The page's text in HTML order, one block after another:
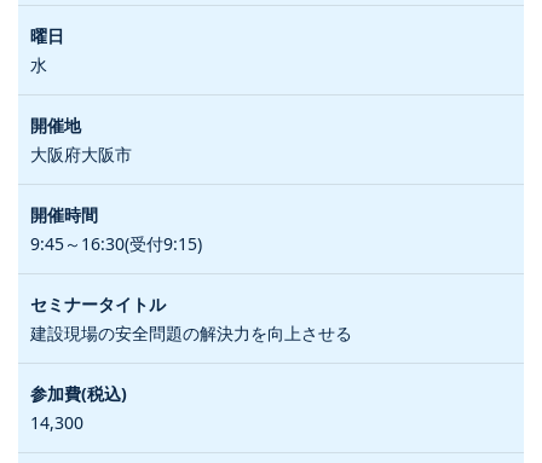
水
大阪府大阪市
9:45～16:30(受付9:15)
建設現場の安全問題の解決力を向上させる
14,300